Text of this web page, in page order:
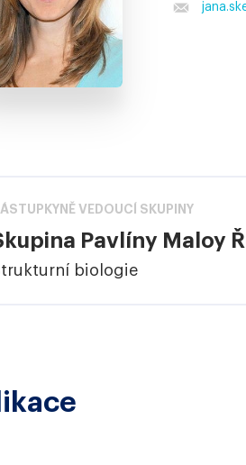
VEDOUCÍ SKUPINY
Pavlíny Maloy
biologie